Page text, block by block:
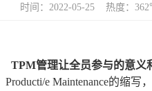
时间：2022-05-25 热度：
TPM管理让全员参与的意义
Producti/e Maintenance的缩写